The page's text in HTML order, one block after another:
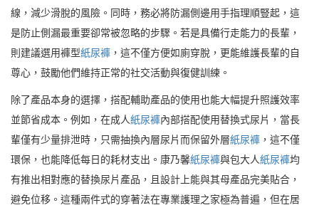
線，減少滑脫的風險。同時，務必將防漏側邊用手指理順豎起，這
是防止側漏最重要卻常被忽略的步驟。若是具備行走能力的長輩，
則建議選用褲型紙尿褲 ，這不僅方便如廁穿脫，更能維護長輩的自
尊心，鼓勵他們維持正常的社交活動與復健訓練。
除了產品本身的選擇，搭配輔助產品的使用也能大幅提升照護效率
並節省成本。例如，在成人紙尿褲內部搭配使用替換式尿片，當長
輩僅有少量排泄時，只需抽換內層尿片而保留外層紙尿褲 ，這不僅
環保，也能降低每日的耗材支出。康乃馨紙尿褲與包大人紙尿褲均
有推出相對應的替換尿片產品，且設計上能與其母產品完美貼合，
避免位移。這種兩件式的穿著法在專業護理之家極為普遍，但在居